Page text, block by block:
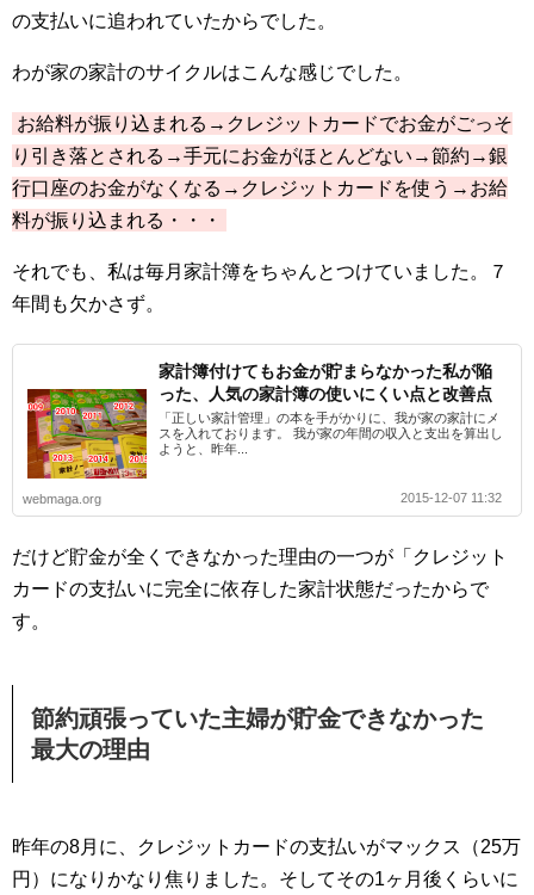
の支払いに追われていたからでした。
わが家の家計のサイクルはこんな感じでした。
お給料が振り込まれる→クレジットカードでお金がごっそ
り引き落とされる→手元にお金がほとんどない→節約→銀
行口座のお金がなくなる→クレジットカードを使う→お給
料が振り込まれる・・・
それでも、私は毎月家計簿をちゃんとつけていました。７
年間も欠かさず。
家計簿付けてもお金が貯まらなかった私が陥
った、人気の家計簿の使いにくい点と改善点
「正しい家計管理」の本を手がかりに、我が家の家計にメ
スを入れております。 我が家の年間の収入と支出を算出し
ようと、昨年...
webmaga.org 2015-12-07 11:32
だけど貯金が全くできなかった理由の一つが「クレジット
カードの支払いに完全に依存した家計状態だったからで
す。
節約頑張っていた主婦が貯金できなかった
最大の理由
昨年の8月に、クレジットカードの支払いがマックス（25万
円）になりかなり焦りました。そしてその1ヶ月後くらいに